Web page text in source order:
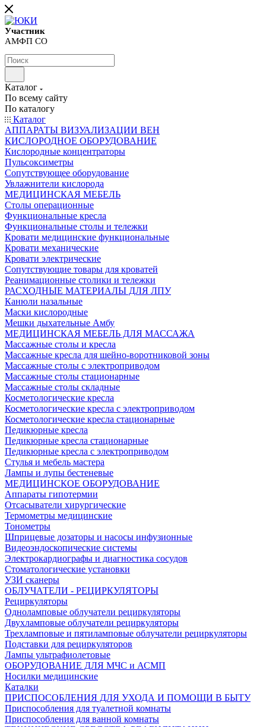
Участник
АМФП СО
Каталог
По всему сайту
По каталогу
Каталог
АППАРАТЫ ВИЗУАЛИЗАЦИИ ВЕН
КИСЛОРОДНОЕ ОБОРУДОВАНИЕ
Кислородные концентраторы
Пульсоксиметры
Сопутствующее оборудование
Увлажнители кислорода
МЕДИЦИНСКАЯ МЕБЕЛЬ
Столы операционные
Функциональные кресла
Функциональные столы и тележки
Кровати медицинские функциональные
Кровати механические
Кровати электрические
Сопутствующие товары для кроватей
Реанимационные столики и тележки
РАСХОДНЫЕ МАТЕРИАЛЫ ДЛЯ ЛПУ
Канюли назальные
Маски кислородные
Мешки дыхательные Амбу
МЕДИЦИНСКАЯ МЕБЕЛЬ ДЛЯ МАССАЖА
Массажные столы и кресла
Массажные кресла для шейно-воротниковой зоны
Массажные столы с электроприводом
Массажные столы стационарные
Массажные столы складные
Косметологические кресла
Косметологические кресла с электроприводом
Косметологические кресла стационарные
Педикюрные кресла
Педикюрные кресла стационарные
Педикюрные кресла с электроприводом
Стулья и мебель мастера
Лампы и лупы бестеневые
МЕДИЦИНСКОЕ ОБОРУДОВАНИЕ
Аппараты гипотермии
Отсасыватели хирургические
Термометры медицинские
Тонометры
Шприцевые дозаторы и насосы инфузионные
Видеоэндоскопические системы
Электрокардиографы и диагностика сосудов
Стоматологические установки
УЗИ сканеры
ОБЛУЧАТЕЛИ - РЕЦИРКУЛЯТОРЫ
Рециркуляторы
Одноламповые облучатели рециркуляторы
Двухламповые облучатели рециркуляторы
Трехламповые и пятиламповые облучатели рециркуляторы
Подставки для рециркуляторов
Лампы ультрафиолетовые
ОБОРУДОВАНИЕ ДЛЯ МЧС и АСМП
Носилки медицинские
Каталки
ПРИСПОСОБЛЕНИЯ ДЛЯ УХОДА И ПОМОЩИ В БЫТУ
Приспособления для туалетной комнаты
Приспособления для ванной комнаты